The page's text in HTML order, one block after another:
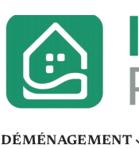
DÉMÉNAGEMENT